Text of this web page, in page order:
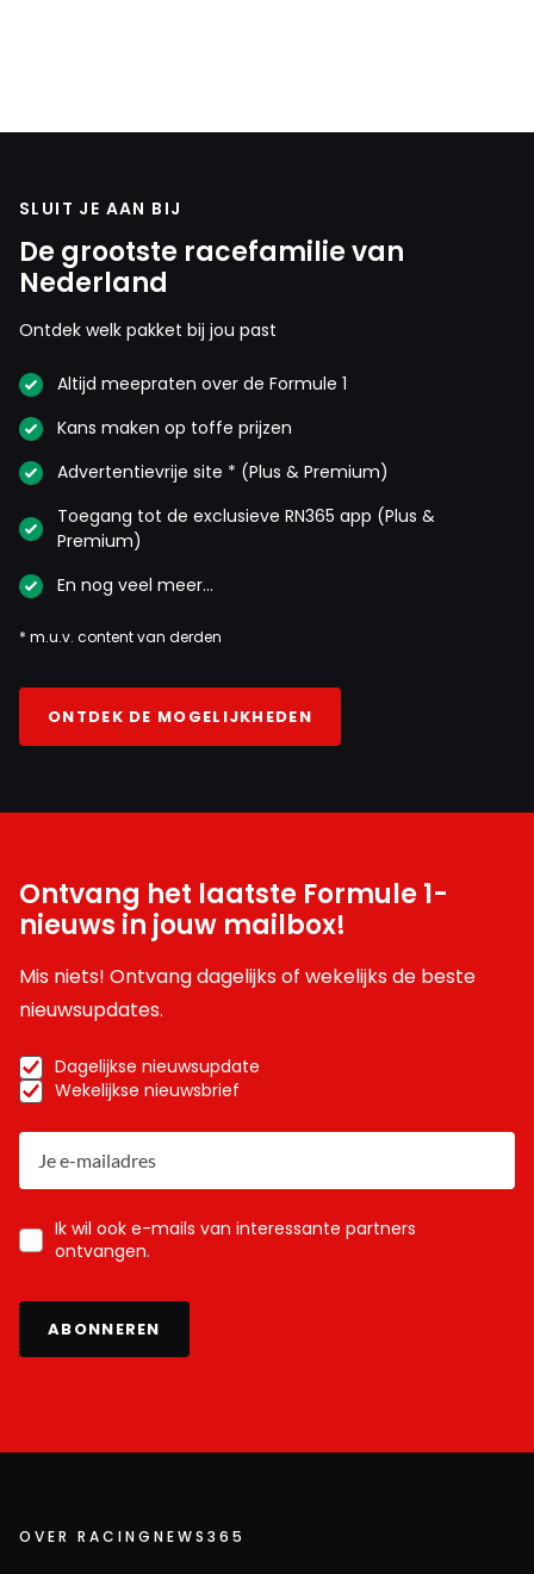
SLUIT JE AAN BIJ
De grootste racefamilie van
Nederland
Ontdek welk pakket bij jou past
Altijd meepraten over de Formule 1
Kans maken op toffe prijzen
Advertentievrije site * (Plus & Premium)
Toegang tot de exclusieve RN365 app (Plus &
Premium)
En nog veel meer…
* m.u.v. content van derden
ONTDEK DE MOGELIJKHEDEN
Ontvang het laatste Formule 1-
nieuws in jouw mailbox!
Mis niets! Ontvang dagelijks of wekelijks de beste
nieuwsupdates.
Dagelijkse nieuwsupdate
Wekelijkse nieuwsbrief
Ik wil ook e-mails van interessante partners
ontvangen.
ABONNEREN
OVER RACINGNEWS365